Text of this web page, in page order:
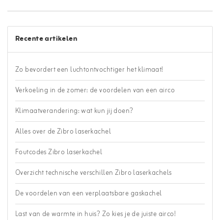
Recente artikelen
Zo bevordert een luchtontvochtiger het klimaat!
Verkoeling in de zomer: de voordelen van een airco
Klimaatverandering: wat kun jij doen?
Alles over de Zibro laserkachel
Foutcodes Zibro laserkachel
Overzicht technische verschillen Zibro laserkachels
De voordelen van een verplaatsbare gaskachel
Last van de warmte in huis? Zo kies je de juiste airco!